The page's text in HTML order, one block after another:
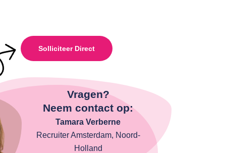
Solliciteer Direct
Vragen?
Neem contact op:
Tamara Verberne
Recruiter Amsterdam, Noord-
Holland